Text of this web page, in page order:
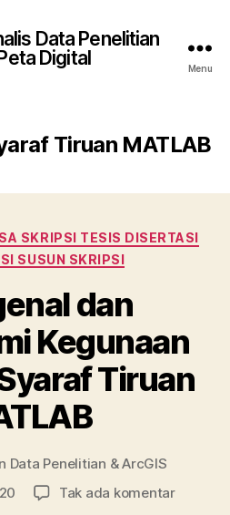
Data Penelitian
Digital
Menu
Tiruan MATLAB
Kategori
SKRIPSI TESIS DISERTASI
SUSUN SKRIPSI
dan
Kegunaan
Tiruan
Data Penelitian & ArcGIS
Tak ada komentarpada